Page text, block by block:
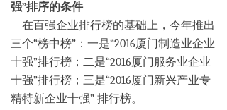
强”排序的条件
在百强企业排行榜的基础上，今年推出
三个“榜中榜”：一是“2016厦门制造业企业
十强”排行榜；二是“2016厦门服务业企业
十强”排行榜；三是“2016厦门新兴产业专
精特新企业十强” 排行榜。